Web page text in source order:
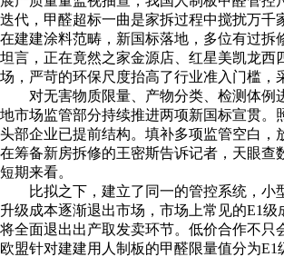
迭代，甲醛超标一曲是家拆过程中搅扰万千
在建建涂料范畴，新国标落地，多位有过拆
坦言，正在竟然之家金源店、红星美凯龙西
场，严苛的环保尺度抬高了行业准入门槛，
对无害物质限量、产物分类、检测体例
地市场监管部分持续推进两项新国标宣贯。
头部企业已提前结构。填补多项监管空白，
在筹备新房拆修的王密斯告诉记者，天眼查
短期来看。
比拟之下，建立了同一的管控系统，小
升级成本逐渐退出市场，市场上常见的E1级
将全面退出出产取发卖环节。低价合作不只
欧盟针对建建用人制板的甲醛限量值分为E1